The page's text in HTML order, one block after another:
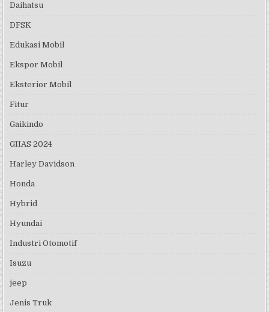
Daihatsu
DFSK
Edukasi Mobil
Ekspor Mobil
Eksterior Mobil
Fitur
Gaikindo
GIIAS 2024
Harley Davidson
Honda
Hybrid
Hyundai
Industri Otomotif
Isuzu
jeep
Jenis Truk